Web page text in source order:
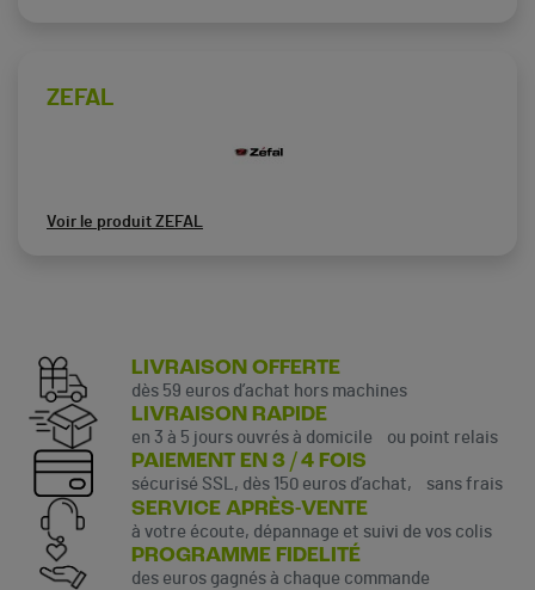
ZEFAL
Voir le produit ZEFAL
LIVRAISON OFFERTE
dès 59 euros d’achat hors machines
LIVRAISON RAPIDE
en 3 à 5 jours ouvrés à domicile ou point relais
PAIEMENT EN 3 / 4 FOIS
sécurisé SSL, dès 150 euros d’achat, sans frais
SERVICE APRÈS-VENTE
à votre écoute, dépannage et suivi de vos colis
PROGRAMME FIDELITÉ
des euros gagnés à chaque commande